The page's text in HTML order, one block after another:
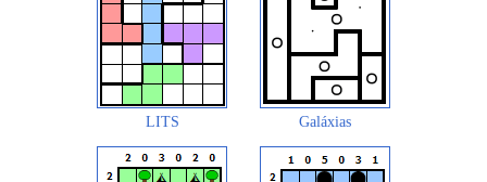
LITS Galáxias